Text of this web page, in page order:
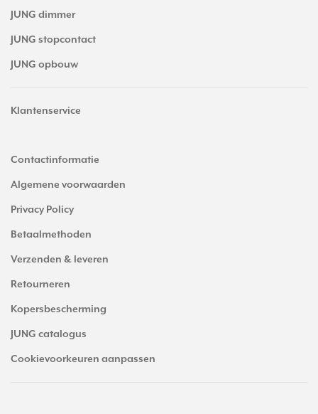
JUNG dimmer
JUNG stopcontact
JUNG opbouw
Klantenservice
Contactinformatie
Algemene voorwaarden
Privacy Policy
Betaalmethoden
Verzenden & leveren
Retourneren
Kopersbescherming
JUNG catalogus
Cookievoorkeuren aanpassen